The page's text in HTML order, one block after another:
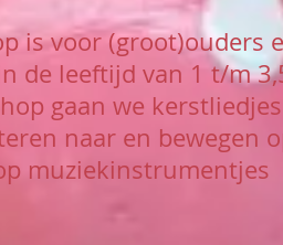
is voor (groot)ouders
de leeftijd van 1 t/m
gaan we kerstliedjes
naar en bewegen
muziekinstrumentjes